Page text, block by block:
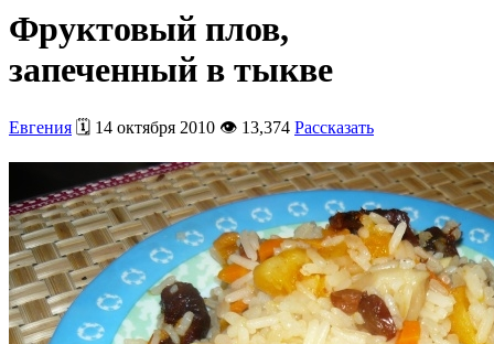
Фруктовый плов,
запеченный в тыкве
Евгения 🗓️ 14 октября 2010 👁️ 13,374 Рассказать